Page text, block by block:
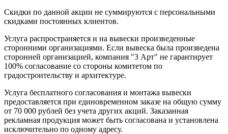
Скидки по данной акции не суммируются с персональными
скидками постоянных клиентов.
Услуга распространяется и на вывески произведенные
сторонними организациями. Если вывеска была произведена
сторонней организацией, компания "3 Арт" не гарантирует
100% согласование со стороны комитетом по
градостроительству и архитектуре.
Услуга бесплатного согласования и монтажа вывески
предоставляется при единовременном заказе на общую сумму
от 70 000 рублей без учета других акций. Заказанная
рекламная продукция может быть согласована и установлена
исключительно по одному адресу.